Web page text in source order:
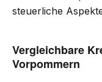
steuerliche
Vergleichbare
Vorpommern